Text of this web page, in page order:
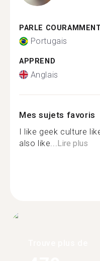
PARLE
Portugais
APPREND
Anglais
Mes sujets favoris
I like geek culture
also like... Lire plus